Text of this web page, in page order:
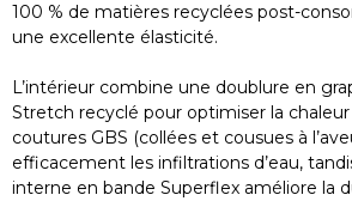
100 % de matières recyclées post-
une excellente élasticité.
L’intérieur combine une doublure en
Stretch recyclé pour optimiser la
coutures GBS (collées et cousues à
efficacement les infiltrations d’eau,
interne en bande Superflex améliore la